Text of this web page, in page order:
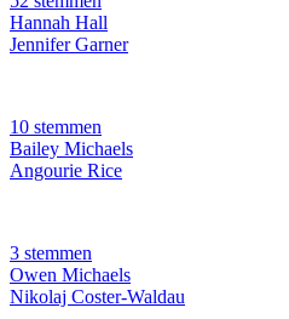
Hannah Hall
Jennifer Garner
10 stemmen
Bailey Michaels
Angourie Rice
3 stemmen
Owen Michaels
Nikolaj Coster-Waldau